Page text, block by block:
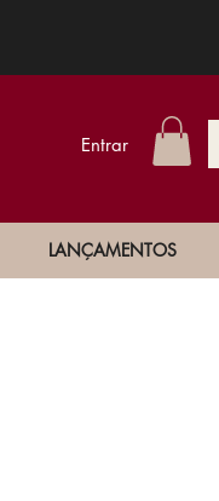
Entrar
LANÇAMENTOS